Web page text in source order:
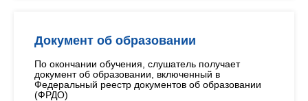
Документ об образовании
По окончании обучения, слушатель получает
документ об образовании, включенный в
Федеральный реестр документов об образовании
(ФРДО)